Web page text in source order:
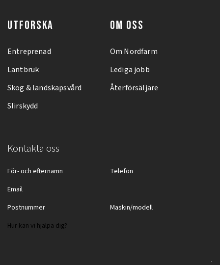
UTFORSKA
Entreprenad
Lantbruk
Skog & landskapsvård
Slirskydd
OM OSS
Om Nordfarm
Lediga jobb
Återförsäljare
Kontakta oss